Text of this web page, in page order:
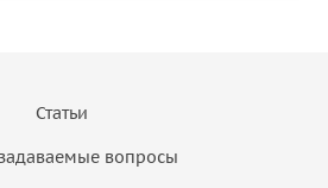
Статьи
вопросы